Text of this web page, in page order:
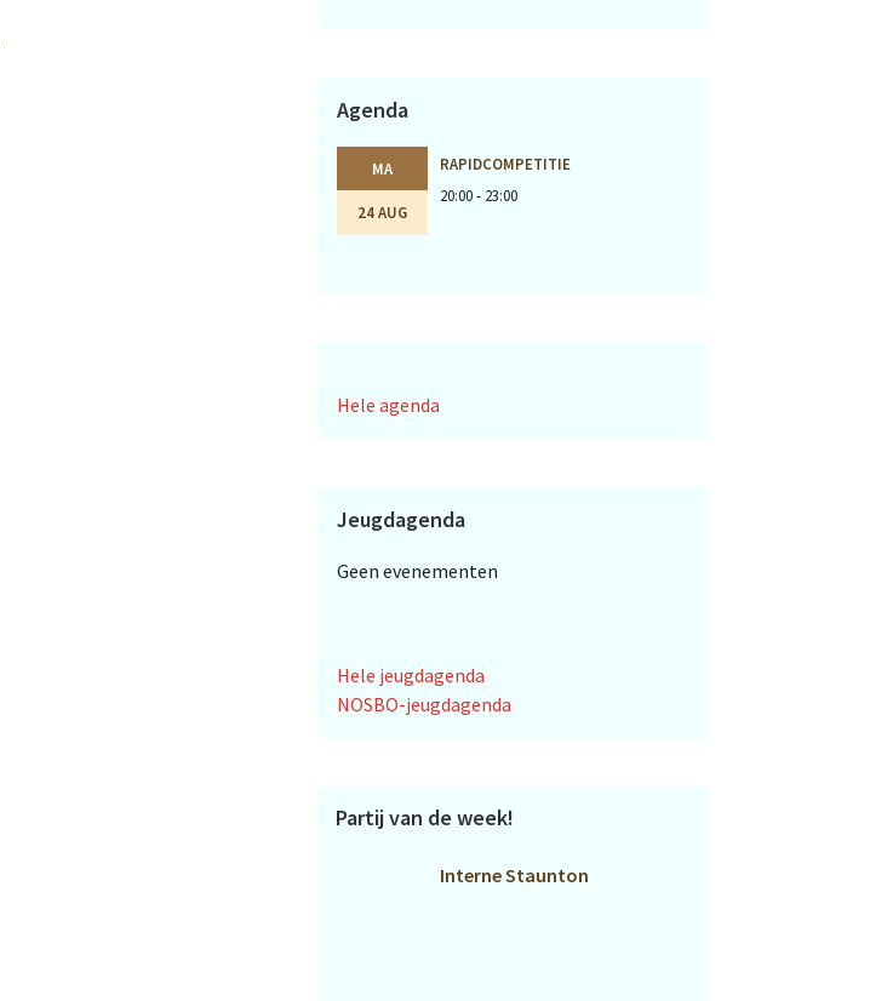
Agenda
MA
24 AUG
RAPIDCOMPETITIE
20:00 - 23:00
Hele agenda
Jeugdagenda
Geen evenementen
Hele jeugdagenda
NOSBO-jeugdagenda
Partij van de week!
Interne Staunton